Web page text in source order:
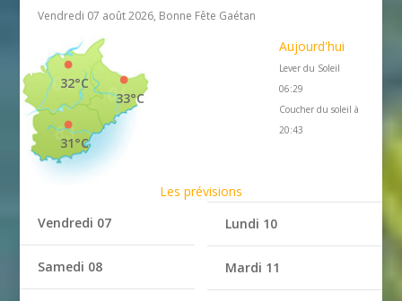
Vendredi 07 août 2026, Bonne Fête Gaétan
33°C
32°C
31°C
Aujourd'hui
Lever du Soleil
06:29
Coucher du soleil à
20:43
Les prévisions
Vendredi 07
Samedi 08
Lundi 10
Mardi 11